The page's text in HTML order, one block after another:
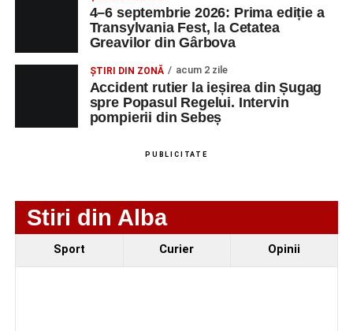
O nouă viață salvată de pompierii din Sebeș. Un
cățel a fost scos în siguranță de sub o stivă de
bușteni
Femeie de 66 de ani, transportată în stare gravă la
spital după ce a fost lovită de o motocicletă pe
strada Dorobanți din Sebeș
Accident pe strada Dorobanți din Sebeș: fermeie
4–6 septembrie 2026: Prima ediție a
Transylvania Fest, la Cetatea
Greavilor din Gârbova
ȘTIRI DIN ZONĂ acum 2 zile
Accident rutier la ieșirea din Șugag
spre Popasul Regelui. Intervin
pompierii din Sebeș
PUBLICITATE
Stiri din Alba
Sport Curier Opinii